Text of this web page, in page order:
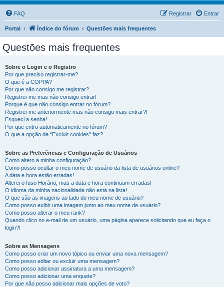
FAQ Entrar
Registrar
Portal Índice do fórum Questões mais frequentes
Questões mais frequentes
Sobre o Login e o Registro
Por que preciso registrar-me?
O que é a COPPA?
Por que não consigo me registrar?
Registrei-me mas não consigo entrar!
Porque é que não consigo entrar no fórum?
Registrei-me anteriormente mas não consigo mais entrar?!
Esqueci a senha!
Por que entro automaticamente no fórum?
O que a opção de “Excluir cookies” faz?
Sobre as Preferências e Configuração de Usuários
Como altero a minha configuração?
Como posso ocultar o meu nome de usuário da lista de usuários online?
A data e hora estão erradas!
Alterei o fuso Horário, mas a data e hora continuam erradas!
O idioma da minha nacionalidade não está na lista!
O que são as imagens ao lado do meu nome de usuário?
Como posso exibir uma imagem junto ao meu nome de usuário?
Como posso alterar o meu rank?
Quando clico no e-mail de um usuário, uma página aparece solicitando que eu faça o
login?!
Sobre as Mensagens
Como posso criar um novo tópico ou enviar uma nova mensagem?
Como posso editar ou excluir uma mensagem?
Como posso adicionar assinatura a uma mensagem?
Como posso adicionar uma enquete?
Por que não posso adicionar mais opções de voto?